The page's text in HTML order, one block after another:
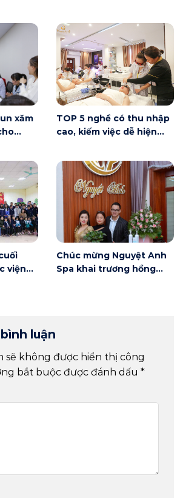
có gì?
xăm
TOP 5 nghề có thu nhập
cao, kiếm việc dễ hiện
viện
Chúc mừng Nguyệt Anh
Spa khai trương hồng
luận
sẽ không được hiển thị công
bắt buộc được đánh dấu *